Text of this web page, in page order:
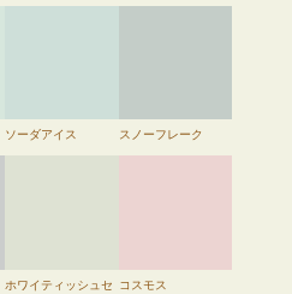
ソーダアイス スノーフレーク
ホワイティッシュセ
コスモス